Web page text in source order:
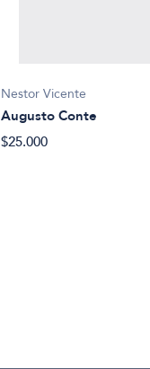
Nestor Vicente
Augusto Conte
$25.000